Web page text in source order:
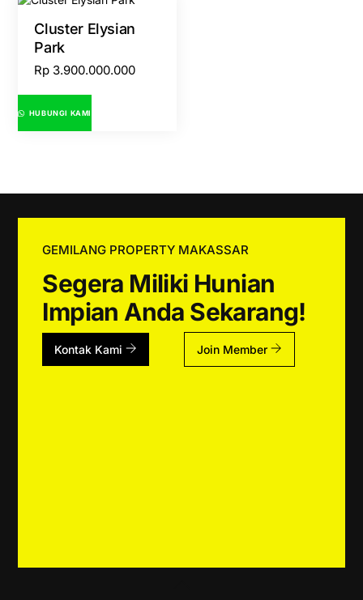
Cluster Elysian
Park
Rp 3.900.000.000
HUBUNGI KAMI
GEMILANG PROPERTY MAKASSAR
Segera Miliki Hunian
Impian Anda Sekarang!
Kontak Kami Join Member